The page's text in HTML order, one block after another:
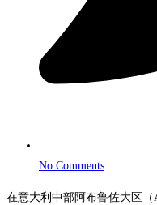
No Comments
在意大利中部阿布鲁佐大区